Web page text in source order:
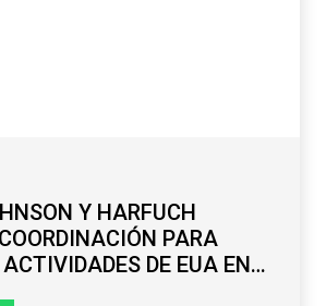
Y HARFUCH
PARA
DE EUA EN